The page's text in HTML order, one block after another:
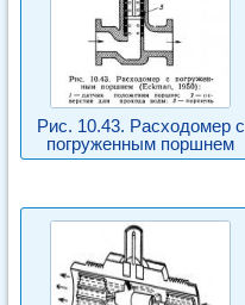
Рис. 10.43. Расходомер с
погруженным поршнем